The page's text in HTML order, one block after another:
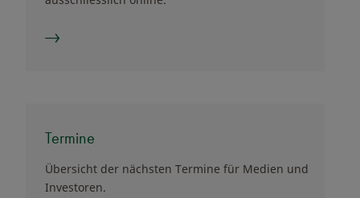
Termine
Übersicht der nächsten Termine für Medien und
Investoren.